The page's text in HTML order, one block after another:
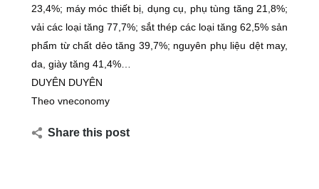
23,4%; máy móc thiết bị, dụng cụ, phụ tùng tăng 21,8%;
vải các loại tăng 77,7%; sắt thép các loại tăng 62,5% sản
phẩm từ chất dẻo tăng 39,7%; nguyên phụ liệu dệt may,
da, giày tăng 41,4%…
DUYÊN DUYÊN
Theo vneconomy
Share this post